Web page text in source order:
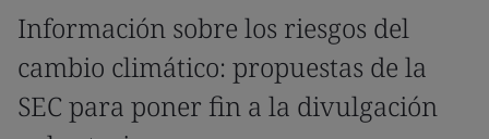
Información sobre los riesgos del
cambio climático: propuestas de la
SEC para poner fin a la divulgación